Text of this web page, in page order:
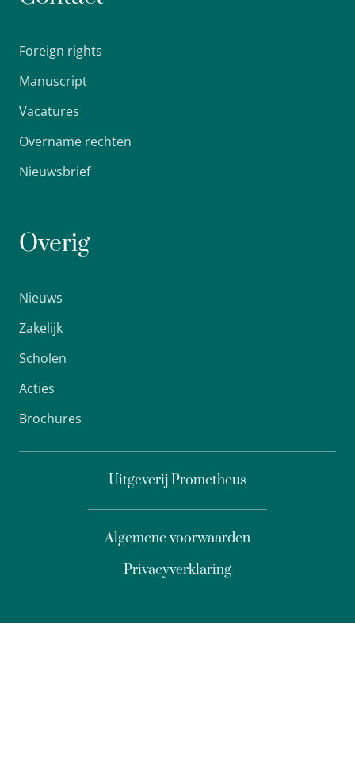
Foreign rights
Manuscript
Vacatures
Overname rechten
Nieuwsbrief
Overig
Nieuws
Zakelijk
Scholen
Acties
Brochures
Uitgeverij Prometheus
Privacyverklaring
Algemene voorwaarden